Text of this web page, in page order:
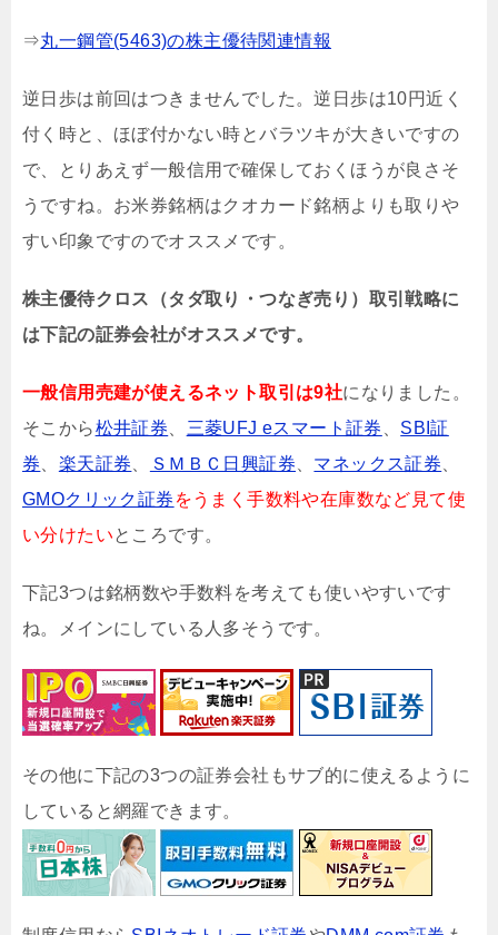
⇒丸一鋼管(5463)の株主優待関連情報
逆日歩は前回はつきませんでした 。逆日歩は10円近く
付く時と、ほぼ付かない時とバラツキが大きいですの
で 、とりあえず一般信用で確保しておくほうが良さそ
うですね。お米券銘柄はクオカード銘柄よりも取りや
すい印象ですのでオススメです 。
株主優待クロス（タダ取り・つなぎ売り）取引戦略に
は下記の証券会社がオススメです。
一般信用売建が使えるネット取引は9社になりました。
そこから松井証券 三菱UFJ eスマート証券
SBI証
券
楽天証券 ＳＭＢＣ日興証券 マネックス証券
GMOクリック証券 をうまく手数料や在庫数など見て使
い分けたいところです。
下記3つは銘柄数や手数料を考えても使いやすいです
ね。メインにしている人多そうです。
その他に下記の3つの証券会社もサブ的に使えるように
していると網羅できます。